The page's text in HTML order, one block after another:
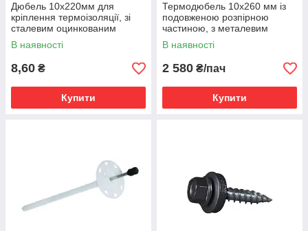
Дюбель 10х220мм для
кріплення термоізоляції, зі
сталевим оцинкованим
гвоздиком, з термоголовкою,
з короткою
В наявності
8,60 ₴
Купити
Термодюбель 10х260 мм із
подовженою розпірною
частиною, з металевим
оцинкованим цвяхом, з
термоголовкою, TDL
В наявності
2 580 ₴/пач
Купити